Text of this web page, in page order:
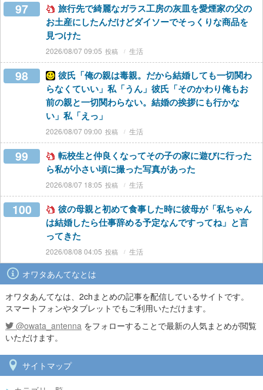
97
旅行先で綺麗なガラス工房の灰皿を愛煙家の父の
お土産にしたんだけどダイソーでそっくりな商品を
見つけた
2026/08/07 09:05 生活
98
彼氏「俺の親は毒親。だから結婚しても一切関わ
らなくていい」私「うん」彼氏「そのかわり俺もお
前の親と一切関わらない。結婚の挨拶にも行かな
い」私「えっ」
2026/08/07 09:00 生活
99
転校生と仲良くなってその子の家に遊びに行った
ら私が小さい頃に撮った写真があった
2026/08/07 18:05 生活
100
彼の母親と初めて食事した時に彼母が「私ちゃん
は結婚したら仕事辞める予定なんですってね」と言
ってきた
2026/08/08 04:05 生活
オワタあんてなとは
オワタあんてなは、2chまとめの記事を配信しているサイトです。
スマートフォンやタブレットでもご利用いただけます。
@owata_antenna をフォローすることで最新の人気まとめが閲覧
いただけます。
サイトマップ